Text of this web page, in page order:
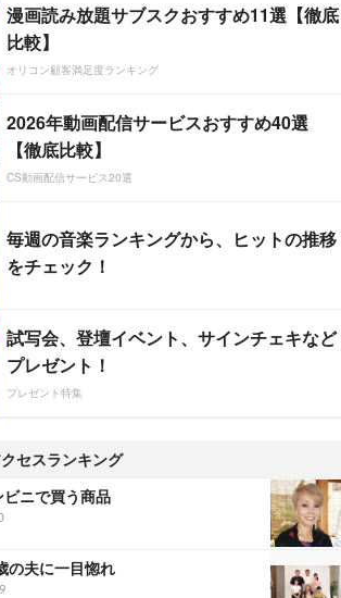
漫画読み放題サブスクおすすめ11選【徹底
比較】
オリコン顧客満足度ランキング
2026年動画配信サービスおすすめ40選
【徹底比較】
CS動画配信サービス20選
毎週の音楽ランキングから、ヒットの推移
をチェック！
試写会、登壇イベント、サインチェキなど
プレゼント！
プレゼント特集
セスランキング
ニで買う商品
の夫に一目惚れ